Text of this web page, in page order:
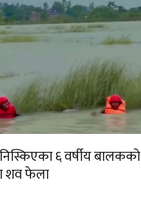
६ वर्षीय बालकको
शव फेला